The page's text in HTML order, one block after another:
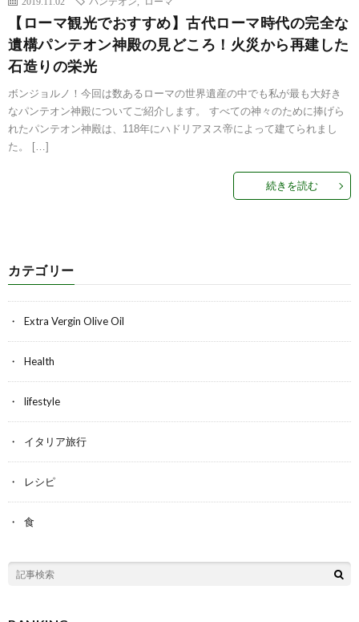
【ローマ観光でおすすめ】古代ローマ時代の完全な
遺構パンテオン神殿の見どころ！火災から再建した
石造りの栄光
ボンジョルノ！今回は数あるローマの世界遺産の中でも私が最も大好き
なパンテオン神殿についてご紹介します。 すべての神々のために捧げら
れたパンテオン神殿は、118年にハドリアヌス帝によって建てられまし
た。 […]
続きを読む
カテゴリー
Extra Vergin Olive Oil
Health
lifestyle
イタリア旅行
レシピ
食